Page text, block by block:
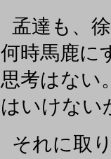
孟達も、
何時馬鹿に
思考はない
はいけない
それに取